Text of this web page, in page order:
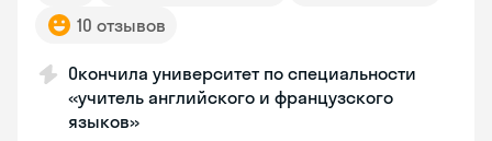
10 отзывов
Окончила университет по специальности
«учитель английского и французского
языков»